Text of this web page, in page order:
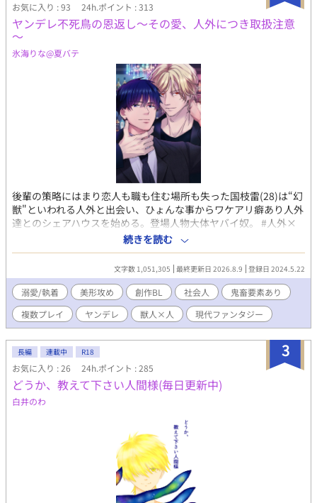
お気に入り : 93 24h.ポイント : 313
ヤンデレ不死鳥の恩返し～その愛、人外につき取扱注意
～
氷海りな@夏バテ
後輩の策略にはまり恋人も職も住む場所も失った国枝雷(28)は“幻
獣"といわれる人外と出会い、ひょんな事からワケアリ癖あり人外
達とのシェアハウスを始める。登場人物大体ヤバイ奴。 #人外×
人 #強気受け #ヤクザ #不死身 #荒事多め ※火、木、土日
投稿予定🆕️ ※巻き込まれ主人公だけど全然可憐じゃない。わりと
男らしい。腕っぷしも強い。でも人外相手は手に終えない(流石
に) ※タイトルに★が付いてるとイチャイチャ注意。 ※2026年、
また荒れます。主人公、強く生きて…。 2025.7 10000View突破
感謝✨ 2025.12 20000View突破感謝✨ 2026.6 30000View突破
(*･ω･)*_ _)✨
続きを読む
文字数 1,051,305 最終更新日 2026.8.9 登録日 2024.5.22
溺愛/執着 美形攻め 創作BL 社会人
鬼畜要素あり
複数プレイ
ヤンデレ 獣人×人 現代ファンタジー
3
長編 連載中 R18
お気に入り : 26 24h.ポイント : 285
どうか、教えて下さい人間様(毎日更新中)
白井のわ